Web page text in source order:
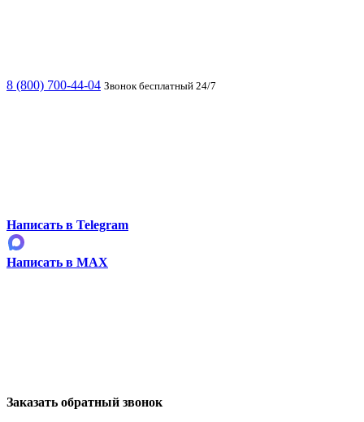
8 (800) 700-44-04 Звонок бесплатный 24/7
Написать в Telegram
Написать в MAX
Заказать обратный звонок